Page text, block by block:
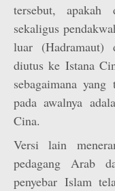
tersebut,
sekaligus
luar
diutus ke Istana
sebagaimana
pada awalnya
Cina.
Versi lain
pedagang Arab
penyebar Islam